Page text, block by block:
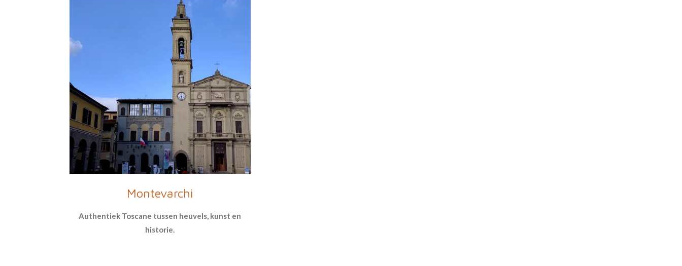
Montevarchi
Authentiek Toscane tussen heuvels, kunst en
historie.